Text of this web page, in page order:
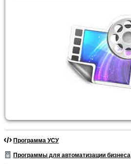
Программа УСУ
Программы для автоматизации бизнеса